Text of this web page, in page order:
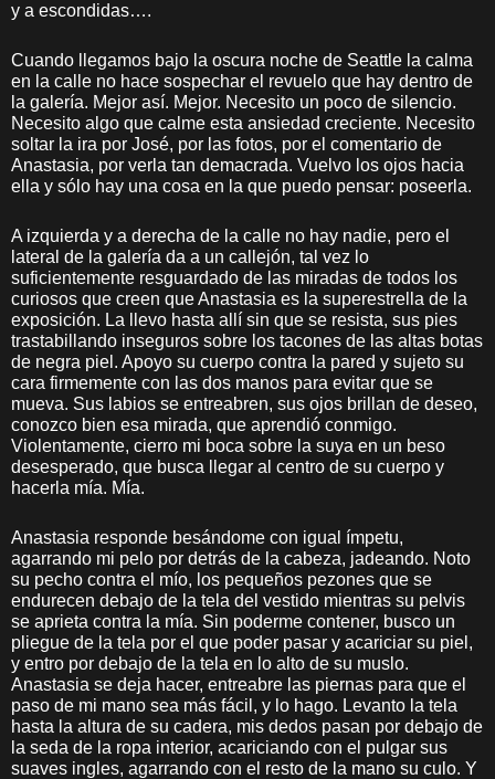
y a escondidas….
Cuando llegamos bajo la oscura noche de Seattle la calma
en la calle no hace sospechar el revuelo que hay dentro de
la galería. Mejor así. Mejor. Necesito un poco de silencio.
Necesito algo que calme esta ansiedad creciente. Necesito
soltar la ira por José, por las fotos, por el comentario de
Anastasia, por verla tan demacrada. Vuelvo los ojos hacia
ella y sólo hay una cosa en la que puedo pensar: poseerla.
A izquierda y a derecha de la calle no hay nadie, pero el
lateral de la galería da a un callejón, tal vez lo
suficientemente resguardado de las miradas de todos los
curiosos que creen que Anastasia es la superestrella de la
exposición. La llevo hasta allí sin que se resista, sus pies
trastabillando inseguros sobre los tacones de las altas botas
de negra piel. Apoyo su cuerpo contra la pared y sujeto su
cara firmemente con las dos manos para evitar que se
mueva. Sus labios se entreabren, sus ojos brillan de deseo,
conozco bien esa mirada, que aprendió conmigo.
Violentamente, cierro mi boca sobre la suya en un beso
desesperado, que busca llegar al centro de su cuerpo y
hacerla mía. Mía.
Anastasia responde besándome con igual ímpetu,
agarrando mi pelo por detrás de la cabeza, jadeando. Noto
su pecho contra el mío, los pequeños pezones que se
endurecen debajo de la tela del vestido mientras su pelvis
se aprieta contra la mía. Sin poderme contener, busco un
pliegue de la tela por el que poder pasar y acariciar su piel,
y entro por debajo de la tela en lo alto de su muslo.
Anastasia se deja hacer, entreabre las piernas para que el
paso de mi mano sea más fácil, y lo hago. Levanto la tela
hasta la altura de su cadera, mis dedos pasan por debajo de
la seda de la ropa interior, acariciando con el pulgar sus
suaves ingles, agarrando con el resto de la mano su culo. Y